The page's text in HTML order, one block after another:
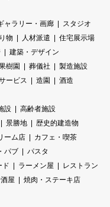
ャラリー・画廊
スタジオ
物 人材派遣
住宅展示場
建築・デザイン
樹園 葬儀社
製造施設
ービス 造園
酒造
設
高齢者施設
景勝地
歴史的建造物
ーム店
カフェ・喫茶
パブ
パスタ
ド ラーメン屋
レストラン
屋
焼肉・ステーキ店